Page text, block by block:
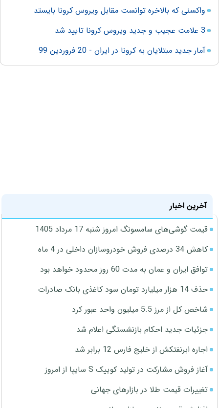
واکسنی که بالاخره توانست مقابل ویروس کرونا بایستد
3 علامت عجیب و جدید ویروس کرونا تایید شد
آمار جدید مبتلایان به کرونا در ایران - 20 فروردین 99
آخرین اخبار
قیمت گوشی‌های سامسونگ امروز شنبه 17 مرداد 1405
کاهش 34 درصدی فروش خودروسازان داخلی در 4 ماه
توافق ایران و عمان به مدت 60 روز محدود خواهد بود
حذف 14 هزار میلیارد تومان سود کاغذی بانک صادرات
شاخص کل از مرز 5.5 میلیون واحد عبور کرد
جزئیات جدید احکام بازنشستگی اعلام شد
اجاره ابرنفتکش از خلیج فارس 12 برابر شد
آغاز فروش مشارکت در تولید کوییک S سایپا از امروز
تغییرات قیمت طلا در بازارهای جهانی